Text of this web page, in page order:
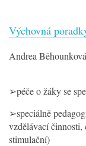
Výchovná
Andrea
➢péče o žáky se
➢speciálně
vzdělávací činnosti,
stimulační)